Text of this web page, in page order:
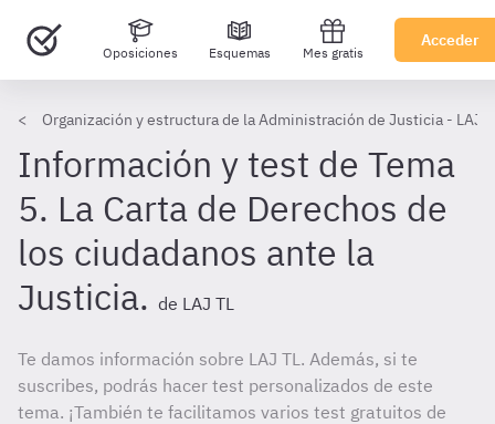
Oposiciones Esquemas Mes gratis
Acceder
Organización y estructura de la Administración de Justicia - LAJ
Información y test de Tema
5. La Carta de Derechos de
los ciudadanos ante la
Justicia. de LAJ TL
Te damos información sobre LAJ TL. Además, si te
suscribes, podrás hacer test personalizados de este
tema. ¡También te facilitamos varios test gratuitos de